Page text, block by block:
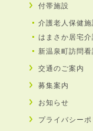
付帯施設
介護老人保健施
はまさか居宅
新温泉町訪問
交通のご案内
募集案内
お知らせ
プライバシーポ